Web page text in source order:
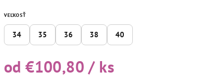
VEĽKOSŤ
34 35 36 38 40
od€100,80 / ks